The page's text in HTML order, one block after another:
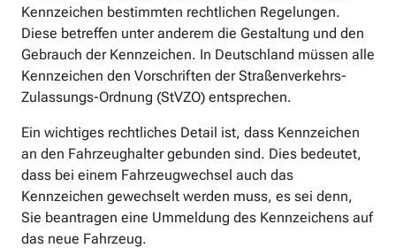
Kennzeichen bestimmten rechtlichen Regelungen.
Diese betreffen unter anderem die Gestaltung und den
Gebrauch der Kennzeichen. In Deutschland müssen alle
Kennzeichen den Vorschriften der Straßenverkehrs-
Zulassungs-Ordnung (StVZO) entsprechen.
Ein wichtiges rechtliches Detail ist, dass Kennzeichen
an den Fahrzeughalter gebunden sind. Dies bedeutet,
dass bei einem Fahrzeugwechsel auch das
Kennzeichen gewechselt werden muss, es sei denn,
Sie beantragen eine Ummeldung des Kennzeichens auf
das neue Fahrzeug.